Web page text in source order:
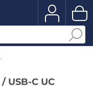
USB-C UC